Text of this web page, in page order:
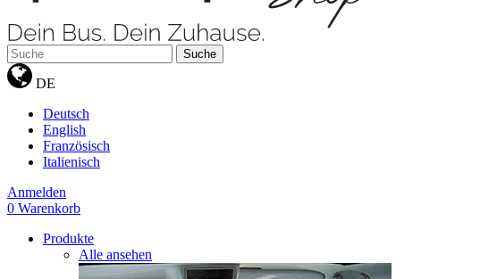
Suche
DE
Deutsch
English
Französisch
Italienisch
Anmelden
0 Warenkorb
Produkte
Alle ansehen